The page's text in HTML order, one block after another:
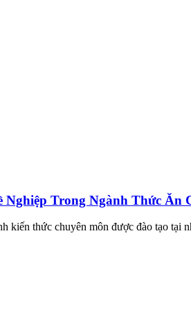
Trong Ngành Thức Ăn
kiến thức chuyên môn được đào tạo tại